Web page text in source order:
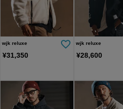
wjk reluxe
¥31,350
wjk reluxe
¥28,600